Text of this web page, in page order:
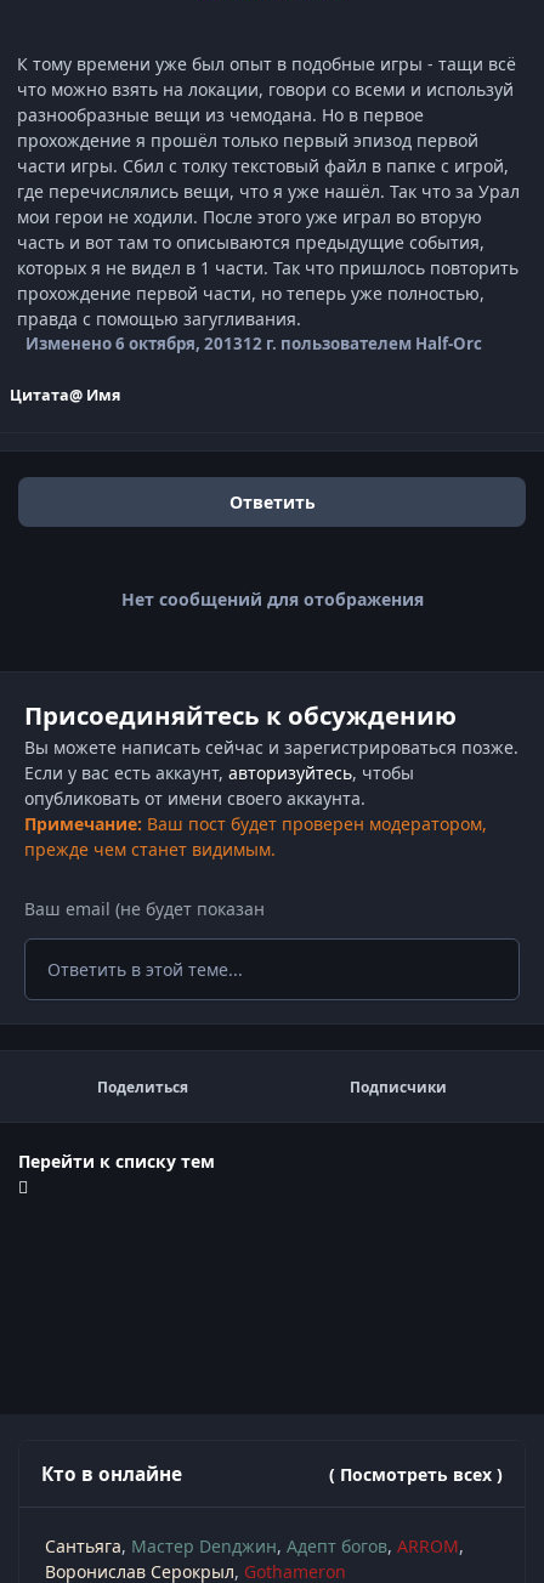
К тому времени уже был опыт в подобные игры - тащи всё
что можно взять на локации, говори со всеми и используй
разнообразные вещи из чемодана. Но в первое
прохождение я прошёл только первый эпизод первой
части игры. Сбил с толку текстовый файл в папке с игрой,
где перечислялись вещи, что я уже нашёл. Так что за Урал
мои герои не ходили. После этого уже играл во вторую
часть и вот там то описываются предыдущие события,
которых я не видел в 1 части. Так что пришлось повторить
прохождение первой части, но теперь уже полностью,
правда с помощью загугливания.
Изменено6 октября, 201312 г. пользователем Half-Orc
Цитата@ Имя
Ответить
Нет сообщений для отображения
Присоединяйтесь к обсуждению
Вы можете написать сейчас и зарегистрироваться позже.
Если у вас есть аккаунт, авторизуйтесь, чтобы
опубликовать от имени своего аккаунта.
Примечание: Ваш пост будет проверен модератором,
прежде чем станет видимым.
Ответить в этой теме...
Поделиться Подписчики
Перейти к списку тем
Кто в онлайне ( Посмотреть всех )
Сантьяга Мастер Denджин Адепт богов ARROM
Воронислав Серокрыл Gothameron